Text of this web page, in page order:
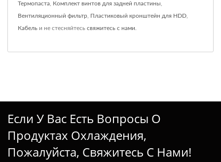
Термопаста Комплект винтов для задней пластины
Вентиляционный фильтр Пластиковый кронштейн для HDD
Кабель и не стесняйтесь свяжитесь с нами
Если У Вас Есть Вопросы О
Продуктах Охлаждения,
Пожалуйста, Свяжитесь С Нами!